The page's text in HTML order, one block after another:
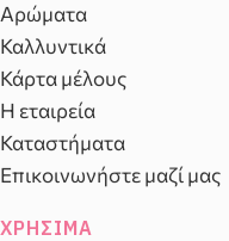
Αρώματα
Καλλυντικά
Κάρτα μέλους
Η εταιρεία
Καταστήματα
Επικοινωνήστε μαζί μας
ΧΡΉΣΙΜΑ